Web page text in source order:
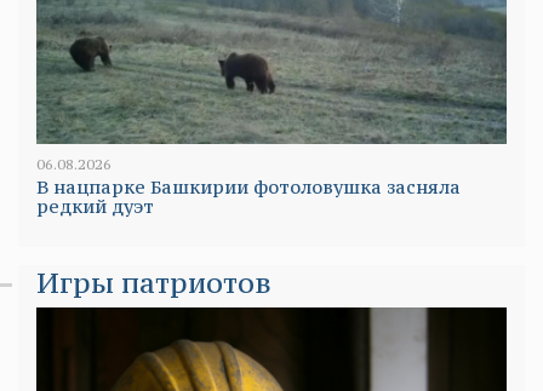
06.08.2026
В нацпарке Башкирии фотоловушка засняла
редкий дуэт
Игры патриотов